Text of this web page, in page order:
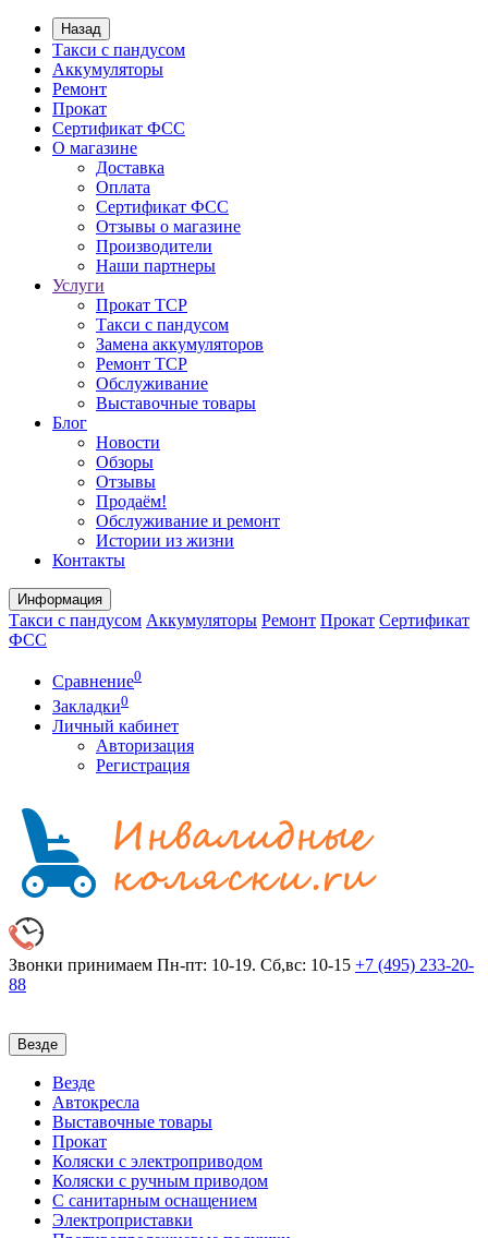
Назад
Такси с пандусом
Аккумуляторы
Ремонт
Прокат
Сертификат ФСС
О магазине
Доставка
Оплата
Сертификат ФСС
Отзывы о магазине
Производители
Наши партнеры
Услуги
Прокат ТСР
Такси с пандусом
Замена аккумуляторов
Ремонт ТСР
Обслуживание
Выставочные товары
Блог
Новости
Обзоры
Отзывы
Продаём!
Обслуживание и ремонт
Истории из жизни
Контакты
Информация
Такси с пандусом Аккумуляторы Ремонт Прокат Сертификат
ФСС
Сравнение0
Закладки0
Личный кабинет
Авторизация
Регистрация
Звонки принимаем Пн-пт: 10-19. Сб,вс: 10-15 +7 (495) 233-20-
88
Везде
Везде
Автокресла
Выставочные товары
Прокат
Коляски с электроприводом
Коляски с ручным приводом
С санитарным оснащением
Электроприставки